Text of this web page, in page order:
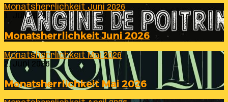
Monatsherrlichkeit Juni 2026
1. Juli 2026
Monatsherrlichkeit Juni 2026
Monatsherrlichkeit Mai 2026
2. Juni 2026
Monatsherrlichkeit Mai 2026